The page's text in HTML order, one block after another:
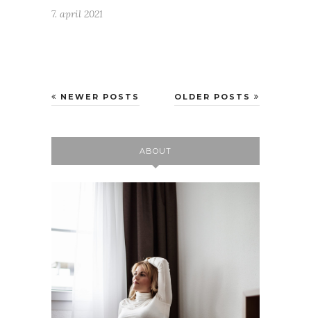
7. april 2021
OLDER POSTS
NEWER POSTS
ABOUT